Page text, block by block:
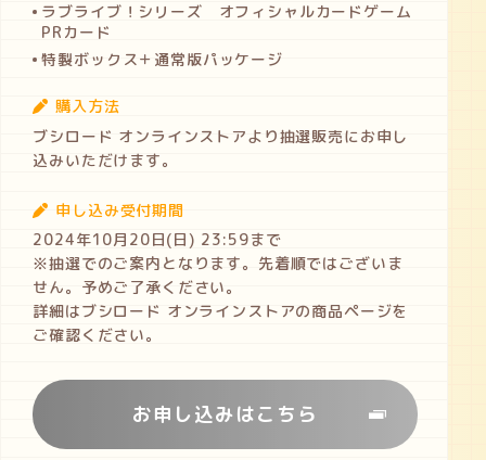
ラブライブ！シリーズ オフィシャルカードゲーム
PRカード
特製ボックス＋通常版パッケージ
購入方法
ブシロード オンラインストアより抽選販売にお申し
込みいただけます。
申し込み受付期間
2024年10月20日(日) 23:59まで
※抽選でのご案内となります。先着順ではございま
せん。予めご了承ください。
詳細はブシロード オンラインストアの商品ページを
ご確認ください。
お申し込みはこちら